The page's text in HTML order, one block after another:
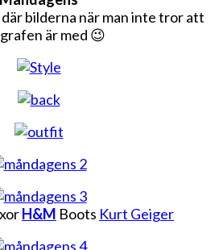
bilderna när man inte tror att
är med 😉
H&M Boots Kurt Geiger